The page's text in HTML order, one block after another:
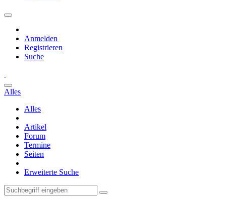
Anmelden
Registrieren
Suche
Alles
Alles
Artikel
Forum
Termine
Seiten
Erweiterte Suche